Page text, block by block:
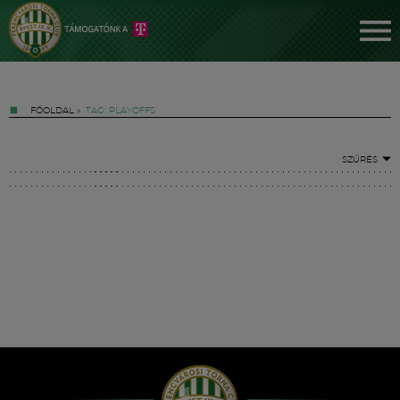
FŐOLDAL » TAG: PLAYOFFS
SZŰRÉS
Hírek